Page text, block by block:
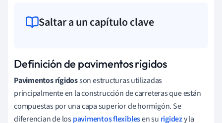
Saltar a un capítulo clave
Definición de pavimentos rígidos
Pavimentos rígidosson estructuras utilizadas
principalmente en la construcción de carreteras que están
compuestas por una capa superior de hormigón. Se
diferencian de lospavimentos flexiblesen su rigidezy la